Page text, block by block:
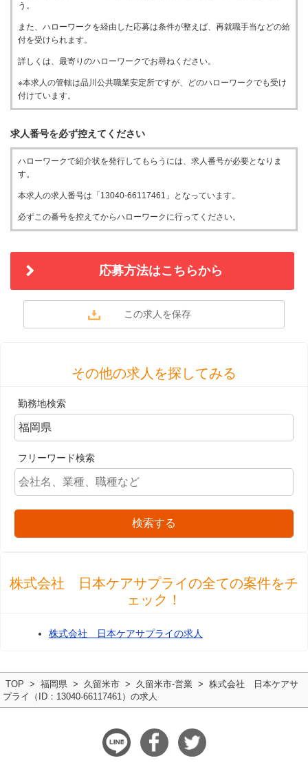
う。
また、ハローワークを経由した応募は条件が整えば、再就職手当などの給
付を受けられます。
詳しくは、最寄りのハローワークでお尋ねください。
※本求人の管轄は品川公共職業安定所ですが、どのハローワークでも受け
付けています。
求人番号を必ず控えてください
ハローワークで紹介状を発行してもらうには、求人番号が必要となりま
す。
本求人の求人番号は「13040-66117461」となっています。
必ずこの番号を控えてからハローワークに行ってください。
応募方法はこちらから
その他の求人を探してみる
勤務地検索
フリーワード検索
検索する
株式会社 日本ケアサプライの全ての案件をチ
ェック！
株式会社 日本ケアサプライの求人
TOP 福岡県 久留米市 久留米市-営業
株式会社 日本ケアサ
プライ（ID：13040-66117461）の求人